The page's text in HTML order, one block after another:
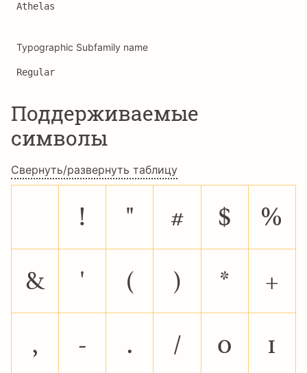
Athelas
Typographic Subfamily name
Regular
Поддерживаемые
символы
Свернуть/развернуть таблицу
! " # $ %
& ' ( ) * +
, - . / 0 1